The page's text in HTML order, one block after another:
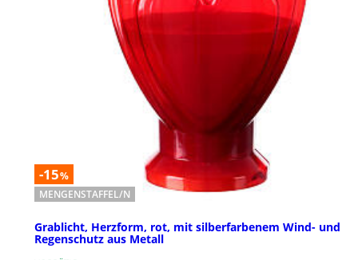
-15%
MENGENSTAFFEL/N
Grablicht, Herzform, rot, mit silberfarbenem Wind- und
Regenschutz aus Metall